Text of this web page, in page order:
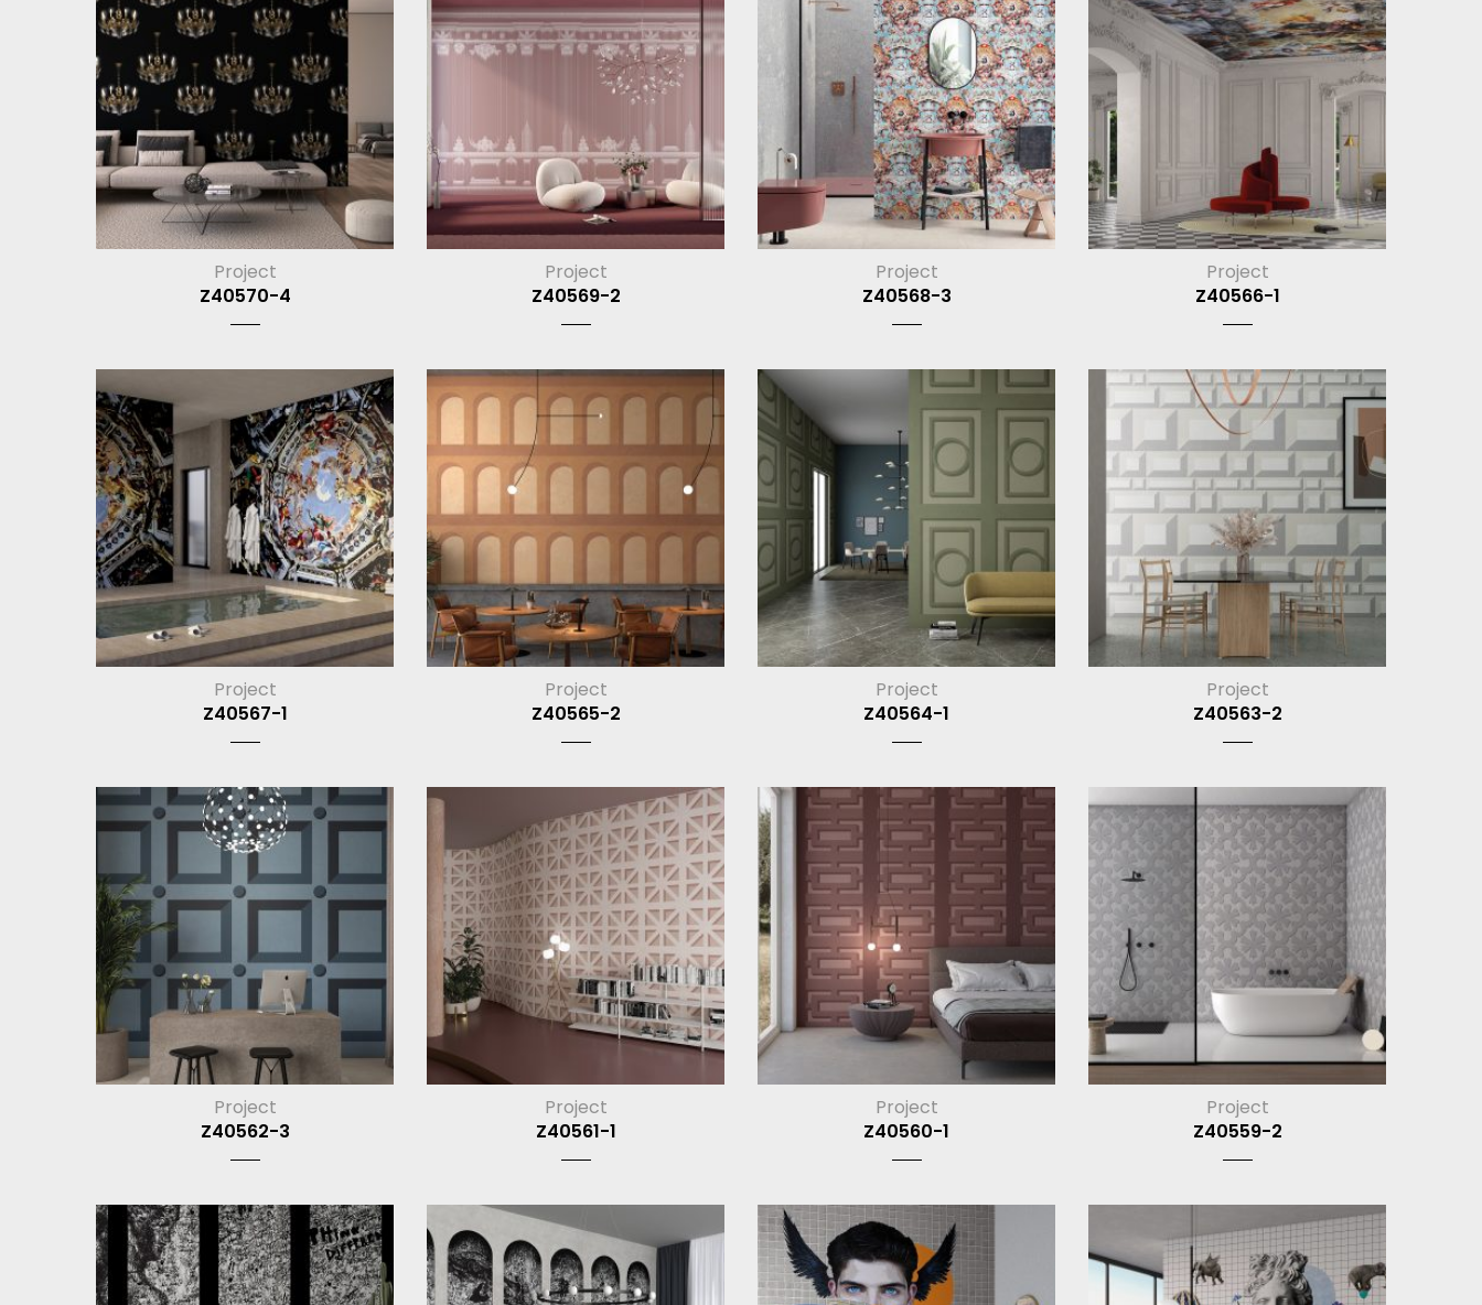
Project
Z40570-4
Project
Z40569-2
Project
Z40568-3
Project
Z40566-1
Project
Z40567-1
Project
Z40565-2
Project
Z40564-1
Project
Z40563-2
Project
Z40562-3
Project
Z40561-1
Project
Z40560-1
Project
Z40559-2